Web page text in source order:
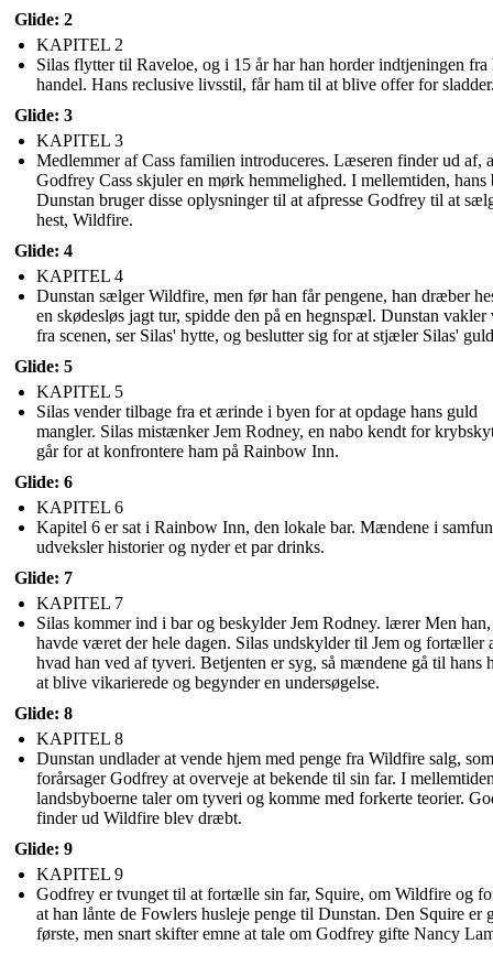
Glide: 2
KAPITEL 2
Silas flytter til Raveloe, og i 15 år har han horder indtjeningen fra
handel. Hans reclusive livsstil, får ham til at blive offer for
Glide: 3
KAPITEL 3
Medlemmer af Cass familien introduceres. Læseren finder ud af,
Godfrey Cass skjuler en mørk hemmelighed. I mellemtiden, hans
Dunstan bruger disse oplysninger til at afpresse Godfrey til at
hest, Wildfire.
Glide: 4
KAPITEL 4
Dunstan sælger Wildfire, men før han får pengene, han dræber
en skødesløs jagt tur, spidde den på en hegnspæl. Dunstan
fra scenen, ser Silas' hytte, og beslutter sig for at stjæler Silas'
Glide: 5
KAPITEL 5
Silas vender tilbage fra et ærinde i byen for at opdage hans guld
mangler. Silas mistænker Jem Rodney, en nabo kendt for
går for at konfrontere ham på Rainbow Inn.
Glide: 6
KAPITEL 6
Kapitel 6 er sat i Rainbow Inn, den lokale bar. Mændene i
udveksler historier og nyder et par drinks.
Glide: 7
KAPITEL 7
Silas kommer ind i bar og beskylder Jem Rodney. lærer Men han,
havde været der hele dagen. Silas undskylder til Jem og fortæller
hvad han ved af tyveri. Betjenten er syg, så mændene gå til hans
at blive vikarierede og begynder en undersøgelse.
Glide: 8
KAPITEL 8
Dunstan undlader at vende hjem med penge fra Wildfire salg, som
forårsager Godfrey at overveje at bekende til sin far. I
landsbyboerne taler om tyveri og komme med forkerte teorier.
finder ud Wildfire blev dræbt.
Glide: 9
KAPITEL 9
Godfrey er tvunget til at fortælle sin far, Squire, om Wildfire og
at han lånte de Fowlers husleje penge til Dunstan. Den Squire er
første, men snart skifter emne at tale om Godfrey gifte Nancy